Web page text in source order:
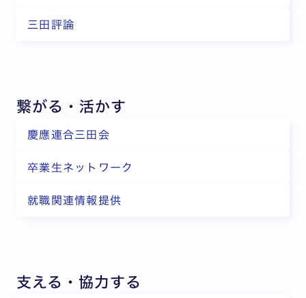
三田評論
繋がる・活かす
慶應連合三田会
卒業生ネットワーク
就職関連情報提供
支える・協力する